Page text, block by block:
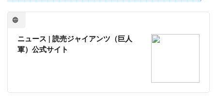
ニュース | 読売ジャイアンツ（巨人
軍）公式サイト